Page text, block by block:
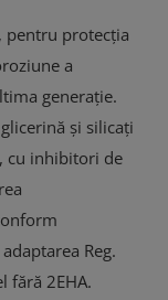
pentru protecția
a
generație.
și silicați
cu inhibitori de
Reg.
fără 2EHA.